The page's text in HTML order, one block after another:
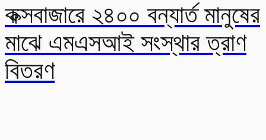
কক্সবাজারে ২৪০০ বন্যার্ত মানুষের
মাঝে এমএসআই সংস্থার ত্রাণ
বিতরণ